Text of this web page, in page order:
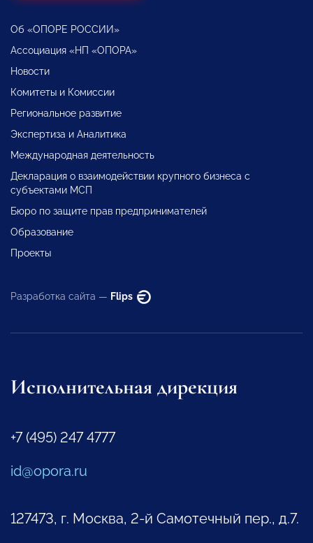
Об «ОПОРЕ РОССИИ»
Ассоциация «НП «ОПОРА»
Новости
Комитеты и Комиссии
Региональное развитие
Экспертиза и Аналитика
Международная деятельность
Декларация о взаимодействии крупного бизнеса с
субъектами МСП
Бюро по защите прав предпринимателей
Образование
Проекты
Разработка сайта — Flips
Исполнительная дирекция
+7 (495) 247 4777
id@opora.ru
127473, г. Москва, 2-й Самотечный пер., д.7.